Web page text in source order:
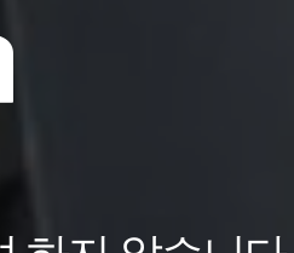
바꿨을 뿐입